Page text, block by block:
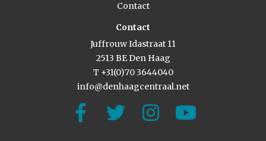
Contact
Contact
Juffrouw Idastraat 11
2513 BE Den Haag
T +31(0)70 3644040
info@denhaagcentraal.net